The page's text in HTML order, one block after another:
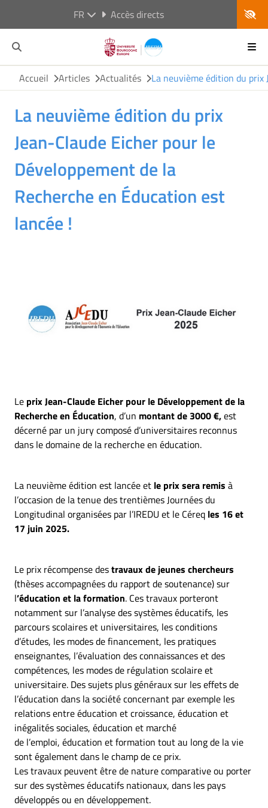
FR Accès directs
Accueil Articles Actualités La neuvième édition du prix
La neuvième édition du prix
Jean-Claude Eicher pour le
Développement de la
Recherche en Éducation est
lancée !
Le prix Jean-Claude Eicher pour le Développement de la
Recherche en Éducation, d’un montant de 3000 €,est
décerné par un jury composé d’universitaires reconnus
dans le domaine de la recherche en éducation.
La neuvième édition est lancée et le prix sera remis à
l’occasion de la tenue des trentièmes Journées du
Longitudinal organisées par l’IREDU et le Céreq les 16 et
17 juin 2025.
Le prix récompense destravaux de jeunes chercheurs
(thèses accompagnées du rapport de soutenance) sur
l’éducation et la formation. Ces travaux porteront
notamment sur l’analyse des systèmes éducatifs, les
parcours scolaires et universitaires, les conditions
d’études, les modes de financement, les pratiques
enseignantes, l’évaluation des connaissances et des
compétences, les modes de régulation scolaire et
universitaire. Des sujets plus généraux sur les effets de
l’éducation dans la société concernant par exemple les
relations entre éducation et croissance, éducation et
inégalités sociales, éducation et marché
de l’emploi, éducation et formation tout au long de la vie
sont également dans le champ de ce prix.
Les travaux peuvent être de nature comparative ou porter
sur des systèmes éducatifs nationaux, dans les pays
développés ou en développement.